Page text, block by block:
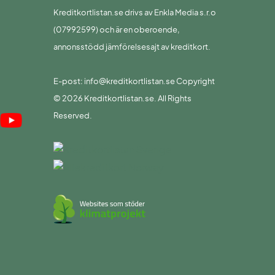
Kreditkortlistan.se drivs av Enkla Media s.r.o
(07992599) och är en oberoende,
annonsstödd jämförelsesajt av kreditkort.
E-post: info@kreditkortlistan.se Copyright
© 2026 Kreditkortlistan.se. All Rights
Reserved.